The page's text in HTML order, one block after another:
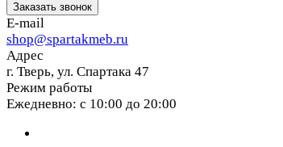
Заказать звонок
E-mail
shop@spartakmeb.ru
Адрес
г. Тверь, ул. Спартака 47
Режим работы
Ежедневно: с 10:00 до 20:00